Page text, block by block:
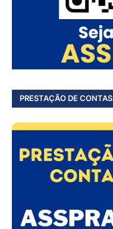
PRESTAÇÃO DE CONTAS